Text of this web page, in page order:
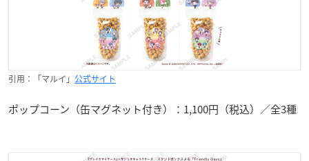
引用：「マルイ」 公式サイト
ポップコーン（缶マグネット付き）：1,100円（税込）／全3種